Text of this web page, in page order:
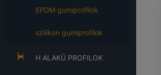
EPDM gumiprofilok
szilikon gumiprofilok
H ALAKÚ PROFILOK